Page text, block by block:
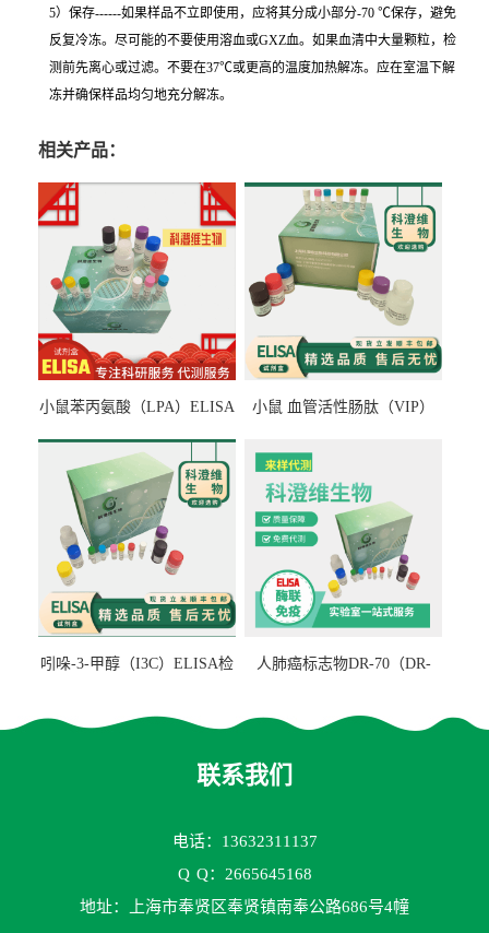
5）保存------如果样品不立即使用，应将其分成小部分-70 ℃保存，避免
反复冷冻。尽可能的不要使用溶血或GXZ血。如果血清中大量颗粒，检
测前先离心或过滤。不要在37℃或更高的温度加热解冻。应在室温下解
冻并确保样品均匀地充分解冻。
相关产品：
小鼠苯丙氨酸（LPA）ELISA
小鼠 血管活性肠肽（VIP）
吲哚-3-甲醇（I3C）ELISA检
人肺癌标志物DR-70（DR-
联系我们
电话：13632311137
Q Q：2665645168
地址：上海市奉贤区奉贤镇南奉公路686号4幢